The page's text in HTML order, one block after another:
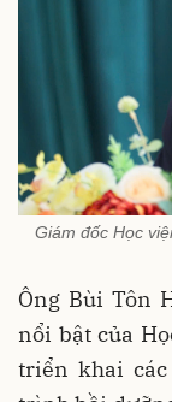
Giám đốc Học
Ông Bùi Tôn
nổi bật của
triển khai